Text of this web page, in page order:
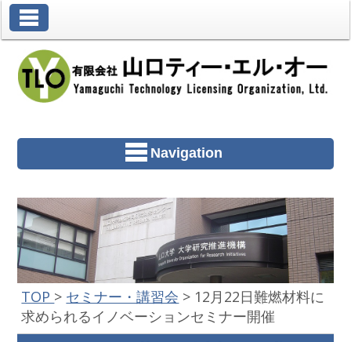
Navigation
TOP > セミナー・講習会 > 12月22日難燃材料に
求められるイノベーションセミナー開催